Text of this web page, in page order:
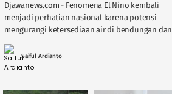
Djawanews.com - Fenomena El Nino kembali
menjadi perhatian nasional karena potensi
mengurangi ketersediaan air di bendungan dan
sungai, berdampak langsung pada kinerja
Pembangkit Listrik Tenaga Air ( ....
Saiful Ardianto